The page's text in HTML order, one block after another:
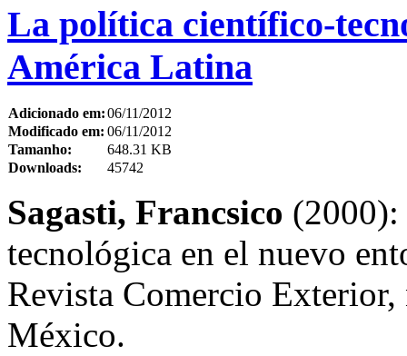
La política científico-
América Latina
Adicionado em:06/11/2012
Modificado em: 06/11/2012
Tamanho:
648.31 KB
Downloads:
45742
Sagasti, Francsico
tecnológica en el nuevo
Revista Comercio
México.